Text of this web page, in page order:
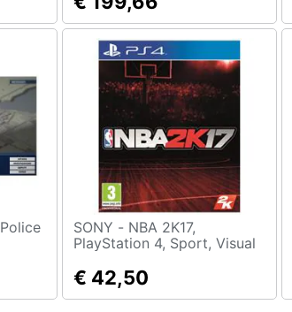
SONY - NBA 2K17,
PlayStation 4, Sport, Visual
Multilingua, Basico
€ 42,50